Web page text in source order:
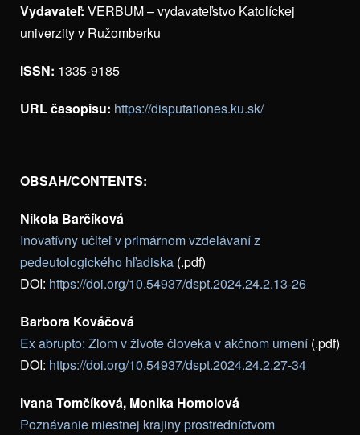
Vydavateľ: VERBUM – vydavateľstvo Katolíckej
univerzity v Ružomberku
ISSN: 1335-9185
URL časopisu: https://disputationes.ku.sk/
OBSAH/CONTENTS:
Nikola Barčíková
Inovatívny učiteľ v primárnom vzdelávaní z
pedeutologického hľadiska (.pdf)
DOI: https://doi.org/10.54937/dspt.2024.24.2.13-26
Barbora Kováčová
Ex abrupto: Zlom v živote človeka v akčnom umení(.pdf)
DOI: https://doi.org/10.54937/dspt.2024.24.2.27-34
Ivana Tomčíková, Monika Homolová
Poznávanie miestnej krajiny prostredníctvom